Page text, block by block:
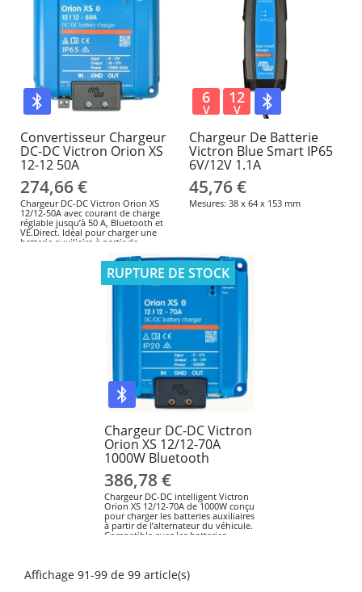
Convertisseur Chargeur
DC-DC Victron Orion XS
12-12 50A
274,66 €
Chargeur DC-DC Victron Orion XS
12/12-50A avec courant de charge
réglable jusqu’à 50 A, Bluetooth et
VE.Direct. Idéal pour charger une
batterie auxiliaire à partir de
Chargeur De Batterie
Victron Blue Smart IP65
6V/12V 1.1A
45,76 €
Mesures: 38 x 64 x 153 mm
6
V
12
V
Chargeur DC-DC Victron
Orion XS 12/12-70A
1000W Bluetooth
386,78 €
Chargeur DC-DC intelligent Victron
Orion XS 12/12-70A de 1000W conçu
pour charger les batteries auxiliaires
à partir de l’alternateur du véhicule.
Compatible avec les batteries
moteur en marche et rendement
jusqu’à 98,5 %. Idéal pour les vans
RUPTURE DE STOCK
Affichage 91-99 de 99 article(s)